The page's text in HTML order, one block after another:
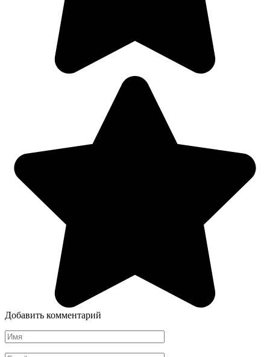
Добавить комментарий
Имя
*